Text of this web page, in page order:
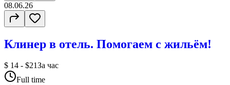
08.06.26
Клинер в отель. Помогаем с жильём!
$ 14 - $21За час
Full time